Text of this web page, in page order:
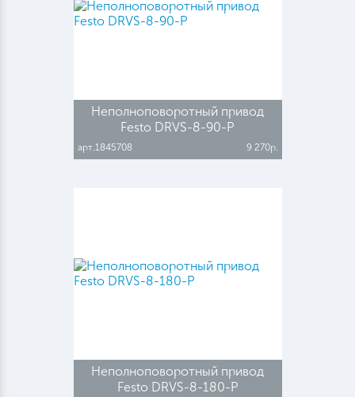
Неполноповоротный привод
Festo DRVS-8-90-P
арт.1845708 9 270р.
Неполноповоротный привод
Festo DRVS-8-180-P